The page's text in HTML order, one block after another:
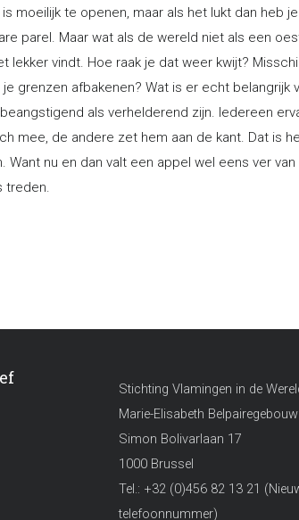
moeilijk te openen, maar als het lukt dan heb
parel. Maar wat als de wereld niet als een
lekker vindt. Hoe raak je dat weer kwijt?
grenzen afbakenen? Wat is er echt belangrijk
als verhelderend zijn. Iedereen
mee, de andere zet hem aan de kant. Dat is
Want nu en dan valt een appel wel eens ver
treden.
Stichting Vlamingen in de
Marie-Elisabeth Belpairegebouw
Simon Bolivarlaan 17
1000 Brussel
Tel.: +32 (0)456 82 13 21
telefoonnummer)